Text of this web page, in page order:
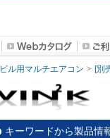
ビル用マルチエアコン [別
キーワードから製品情